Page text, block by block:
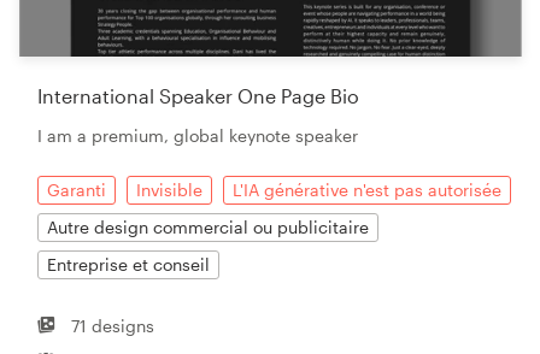
International Speaker One Page Bio
I am a premium, global keynote speaker
Garanti Invisible
L'IA générative n'est pas autorisée
Autre design commercial ou publicitaire
Entreprise et conseil
71 designs